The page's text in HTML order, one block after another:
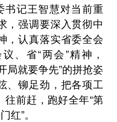
书记王智慧对当前重
，强调要深入贯彻中
，认真落实省委全会
、省“两会”精神，
局就要争先”的拼抢姿
、铆足劲，把各项工
前赶，跑好全年“第
红”。